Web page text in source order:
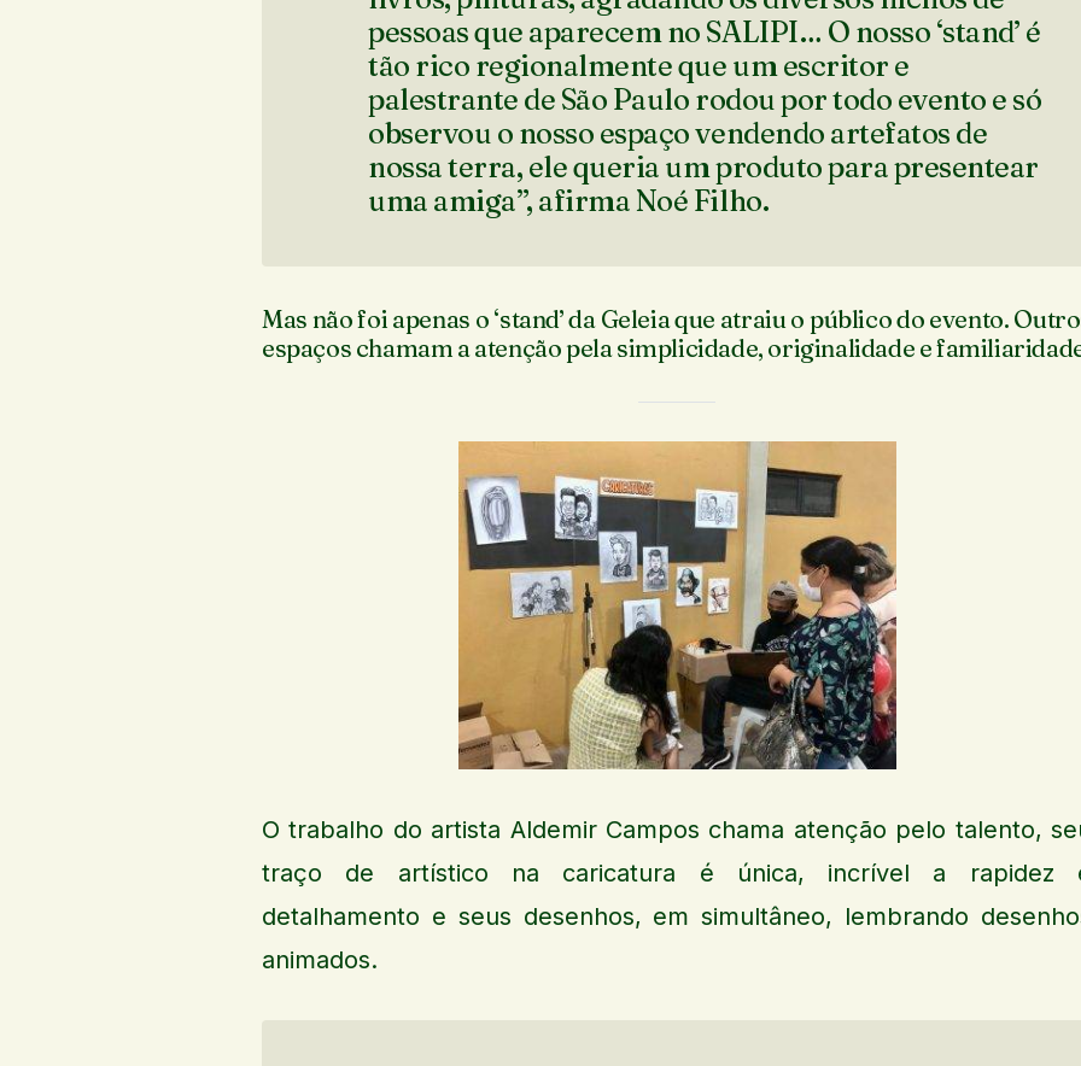
pessoas que aparecem no SALIPI… O nosso ‘stand’ é
tão rico regionalmente que um escritor e
palestrante de São Paulo rodou por todo evento e só
observou o nosso espaço vendendo artefatos de
nossa terra, ele queria um produto para presentear
uma amiga”, afirma Noé Filho.
Mas não foi apenas o ‘stand’ da Geleia que atraiu o público do evento.
espaços chamam a atenção pela simplicidade, originalidade e
O trabalho do artista Aldemir Campos chama atenção pelo talento,
traço de artístico na caricatura é única, incrível a rapidez
detalhamento e seus desenhos, em simultâneo, lembrando
animados.